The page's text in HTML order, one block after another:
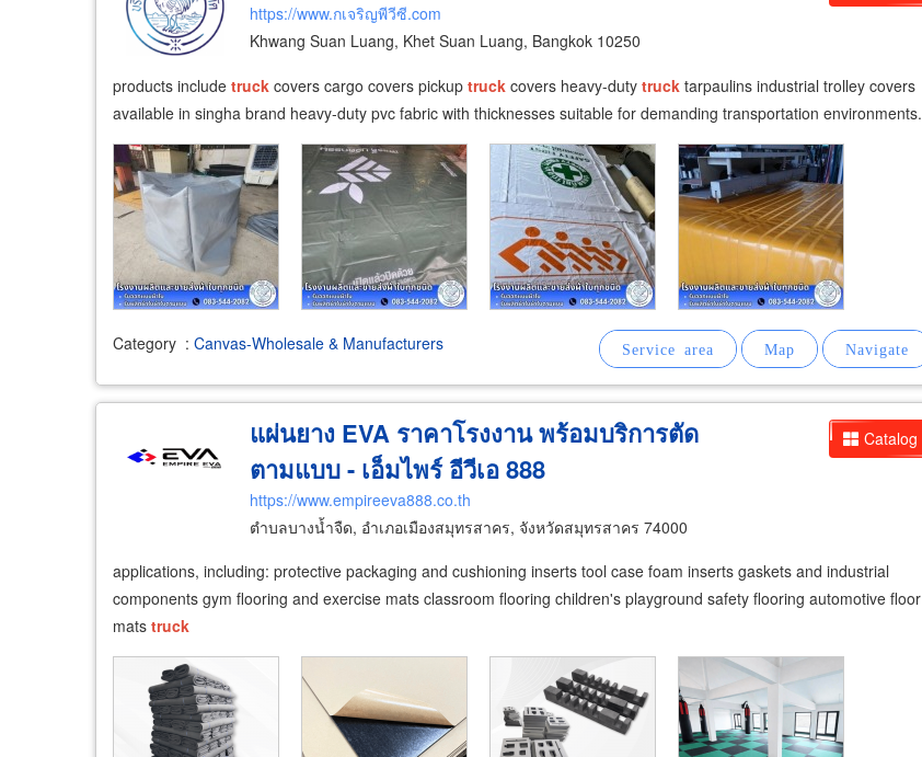
https://www.กเจริญพีวีซี.com
Khwang Suan Luang, Khet Suan Luang, Bangkok 10250
products include truck covers cargo covers pickup truck covers heavy-duty truck tarpaulins industrial trolley covers
available in singha brand heavy-duty pvc fabric with thicknesses suitable for demanding transportation environments.
Category : Canvas-Wholesale & Manufacturers
Catalog
แผ่นยาง EVA ราคาโรงงาน พร้อมบริการตัด
ตามแบบ - เอ็มไพร์ อีวีเอ 888
https://www.empireeva888.co.th
ตำบลบางน้ำจืด, อำเภอเมืองสมุทรสาคร, จังหวัดสมุทรสาคร 74000
applications, including: protective packaging and cushioning inserts tool case foam inserts gaskets and industrial
components gym flooring and exercise mats classroom flooring children's playground safety flooring automotive floor
mats truck